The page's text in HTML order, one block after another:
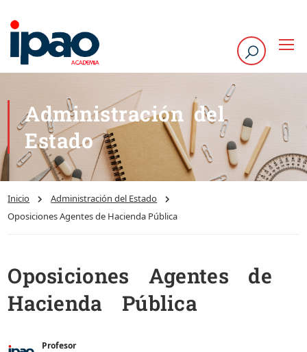
Administración del
Estado
Inicio
Administración del Estado
Oposiciones Agentes de Hacienda Pública
Oposiciones Agentes de
Hacienda Pública
Profesor